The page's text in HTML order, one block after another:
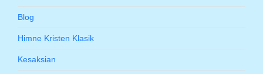
Blog
Himne Kristen Klasik
Kesaksian